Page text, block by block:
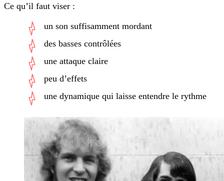
Ce qu’il faut viser :
un son suffisamment mordant
des basses contrôlées
une attaque claire
peu d’effets
une dynamique qui laisse entendre le rythme